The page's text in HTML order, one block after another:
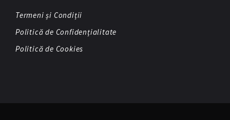
Termeni și Condiții
Politică de Confidențialitate
Politică de Cookies